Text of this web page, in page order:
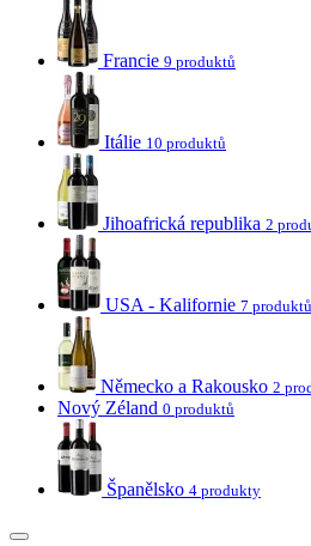
Francie 9 produktů
Itálie 10 produktů
Jihoafrická republika 2
USA - Kalifornie 7 produktů
Německo a Rakousko 2
Nový Zéland 0 produktů
Španělsko 4 produkty